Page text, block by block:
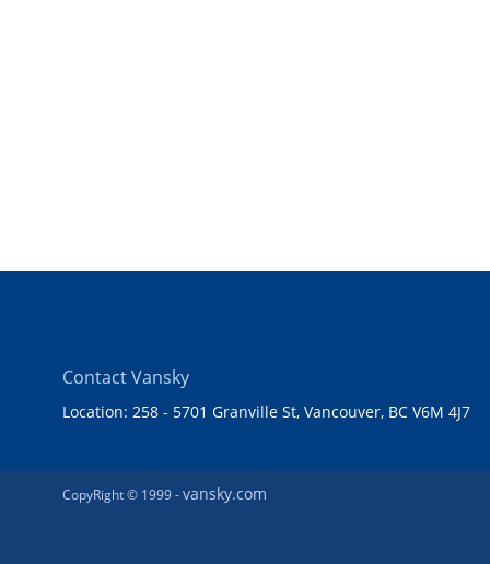
Contact Vansky
Location: 258 - 5701 Granville St, Vancouver, BC V6M 4J7
CopyRight © 1999 -vansky.com